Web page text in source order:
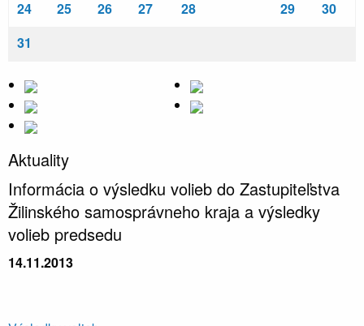
24
25 26 27 28 29
30
31
Aktuality
Informácia o výsledku volieb do Zastupiteľstva
Žilinského samosprávneho kraja a výsledky
volieb predsedu
14.11.2013